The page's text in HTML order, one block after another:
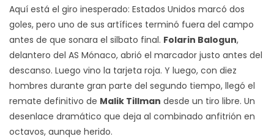
Aquí está el giro inesperado: Estados Unidos marcó dos
goles, pero uno de sus artífices terminó fuera del campo
antes de que sonara el silbato final. Folarin Balogun,
delantero del AS Mónaco, abrió el marcador justo antes del
descanso. Luego vino la tarjeta roja. Y luego, con diez
hombres durante gran parte del segundo tiempo, llegó el
remate definitivo de Malik Tillman desde un tiro libre. Un
desenlace dramático que deja al combinado anfitrión en
octavos, aunque herido.